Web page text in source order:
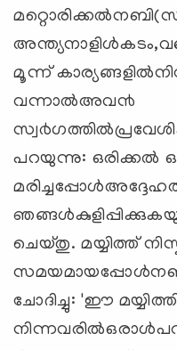
മൂന്ന്
വന്നാല്‍അവ൯
പറയുന്നു: ഒരിക്കല്‍
ചെയ്തു. മയ്യിത്ത്
ചോദിച്ചു: 'ഈ